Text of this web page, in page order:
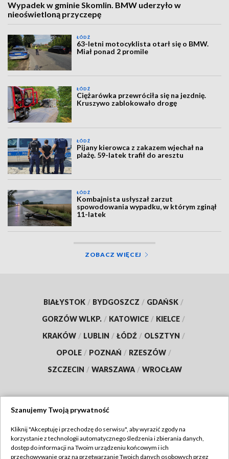
Wypadek w gminie Skomlin. BMW uderzyło w
nieoświetloną przyczepę
ŁÓDŹ
63-letni motocyklista otarł się o BMW.
Miał ponad 2 promile
ŁÓDŹ
Ciężarówka przewróciła się na jezdnię.
Kruszywo zablokowało drogę
ŁÓDŹ
Pijany kierowca z zakazem wjechał na
plażę. 59-latek trafił do aresztu
ŁÓDŹ
Kombajnista usłyszał zarzut
spowodowania wypadku, w którym zginął
11-latek
ZOBACZ WIĘCEJ
BIAŁYSTOK / BYDGOSZCZ / GDAŃSK /
GORZÓW WLKP. / KATOWICE / KIELCE /
KRAKÓW / LUBLIN / ŁÓDŹ / OLSZTYN /
OPOLE / POZNAŃ / RZESZÓW /
SZCZECIN / WARSZAWA / WROCŁAW
TVP
Szanujemy Twoją prywatność
Kliknij "Akceptuję i przechodzę do serwisu", aby wyrazić zgody na
korzystanie z technologii automatycznego śledzenia i zbierania danych,
dostęp do informacji na Twoim urządzeniu końcowym i ich
przechowywanie oraz na przetwarzanie Twoich danych osobowych przez